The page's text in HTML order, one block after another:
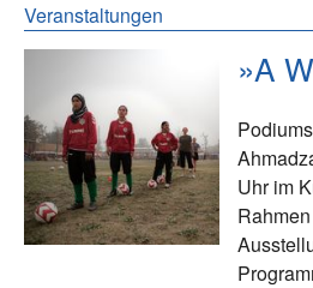
Veranstaltungen
»A
Uhr im